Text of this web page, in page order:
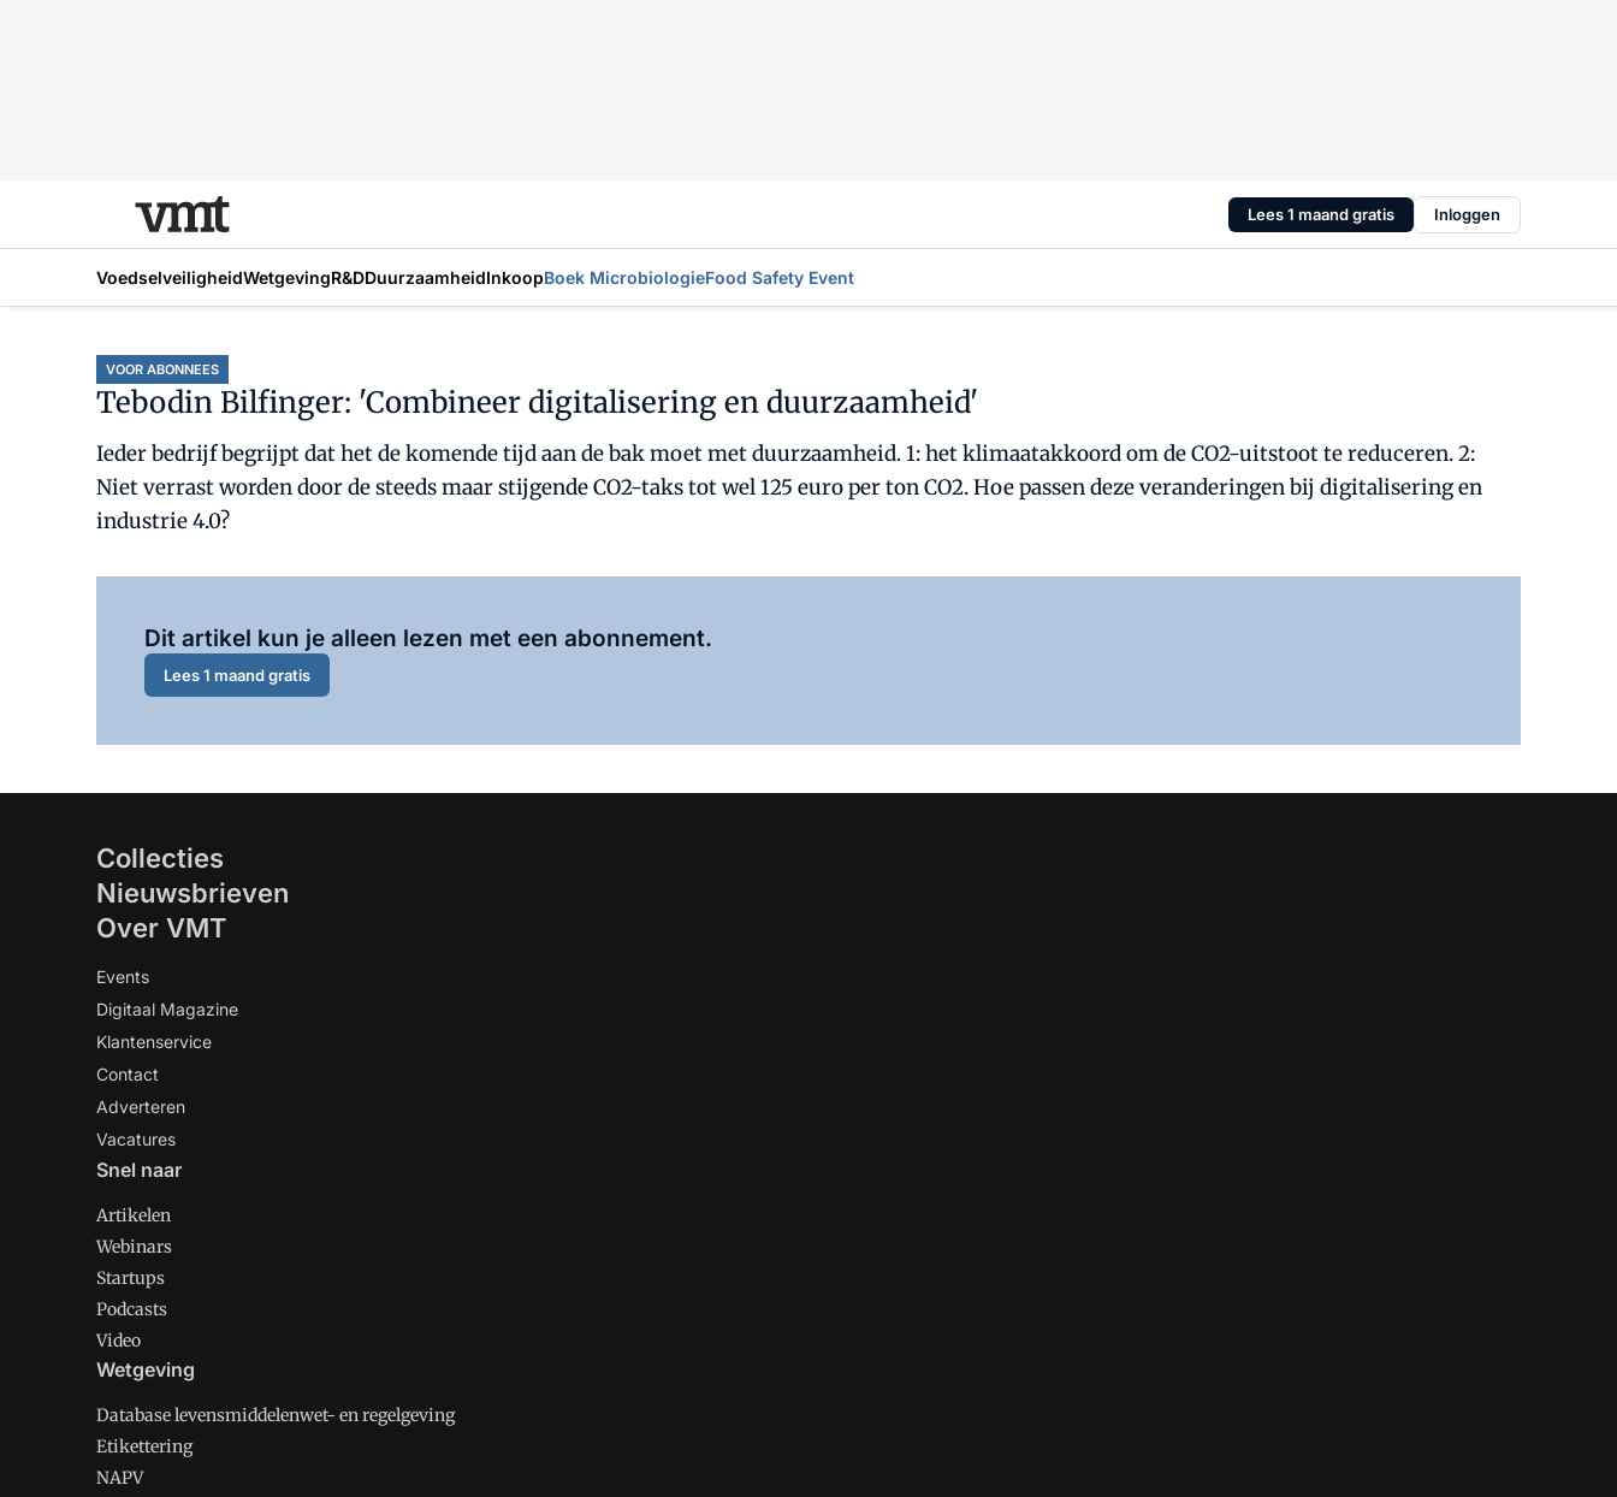
Lees 1 maand gratis Inloggen
VoedselveiligheidWetgevingR&DDuurzaamheidInkoopBoek MicrobiologieFood Safety Event
VOOR ABONNEES
Tebodin Bilfinger: 'Combineer digitalisering en duurzaamheid'
Ieder bedrijf begrijpt dat het de komende tijd aan de bak moet met duurzaamheid. 1: het klimaatakkoord om de CO2-uitstoot te reduceren. 2:
Niet verrast worden door de steeds maar stijgende CO2-taks tot wel 125 euro per ton CO2. Hoe passen deze veranderingen bij digitalisering en
industrie 4.0?
Dit artikel kun je alleen lezen met een abonnement.
Lees 1 maand gratis
Collecties
Nieuwsbrieven
Over VMT
Events
Digitaal Magazine
Klantenservice
Contact
Adverteren
Vacatures
Snel naar
Artikelen
Webinars
Startups
Podcasts
Video
Wetgeving
Database levensmiddelenwet- en regelgeving
Etikettering
NAPV